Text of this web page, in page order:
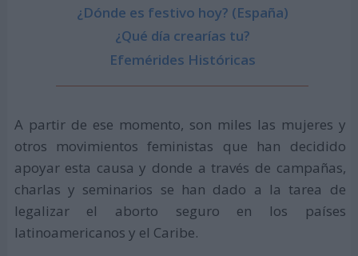
¿Dónde es festivo hoy? (España)
¿Qué día crearías tu?
Efemérides Históricas
A partir de ese momento, son miles las mujeres y
otros movimientos feministas que han decidido
apoyar esta causa y donde a través de campañas,
charlas y seminarios se han dado a la tarea de
legalizar el aborto seguro en los países
latinoamericanos y el Caribe.